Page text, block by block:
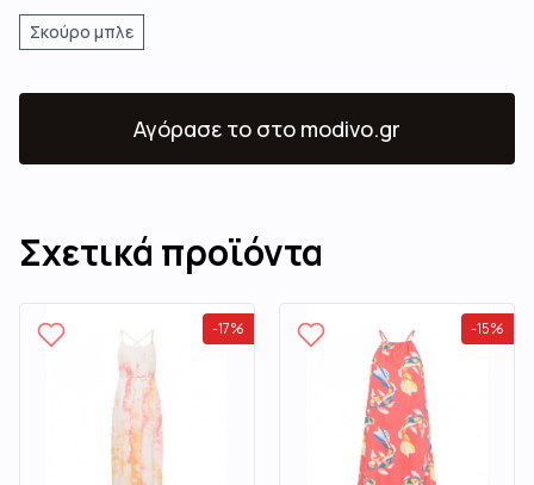
Σκούρο μπλε
Αγόρασε το στο modivo.gr
Σχετικά προϊόντα
-17% -15%